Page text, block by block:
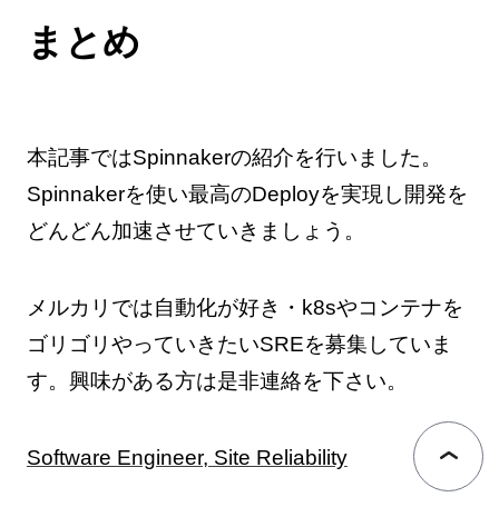
まとめ
本記事ではSpinnakerの紹介を行いました。
Spinnakerを使い最高のDeployを実現し開発を
どんどん加速させていきましょう。
メルカリでは自動化が好き・k8sやコンテナを
ゴリゴリやっていきたいSREを募集していま
す。興味がある方は是非連絡を下さい。
Software Engineer, Site Reliability